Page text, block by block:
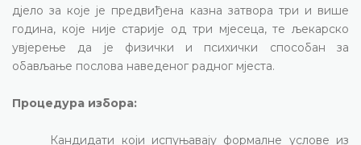
дјело за које је предвиђена казна затвора три и више
година, које није старије од три мјесеца, те љекарско
увјерење да је физички и психички способан за
обављање послова наведеног радног мјеста.
Процедура избора:
Кандидати који испуњавају формалне услове из